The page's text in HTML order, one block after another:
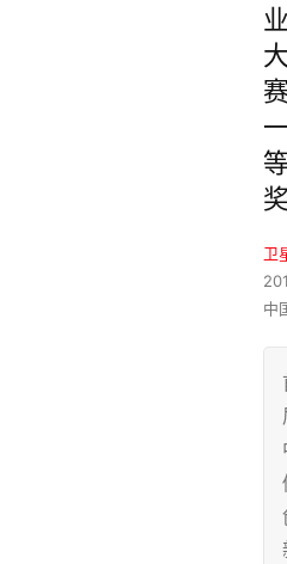
卫
中